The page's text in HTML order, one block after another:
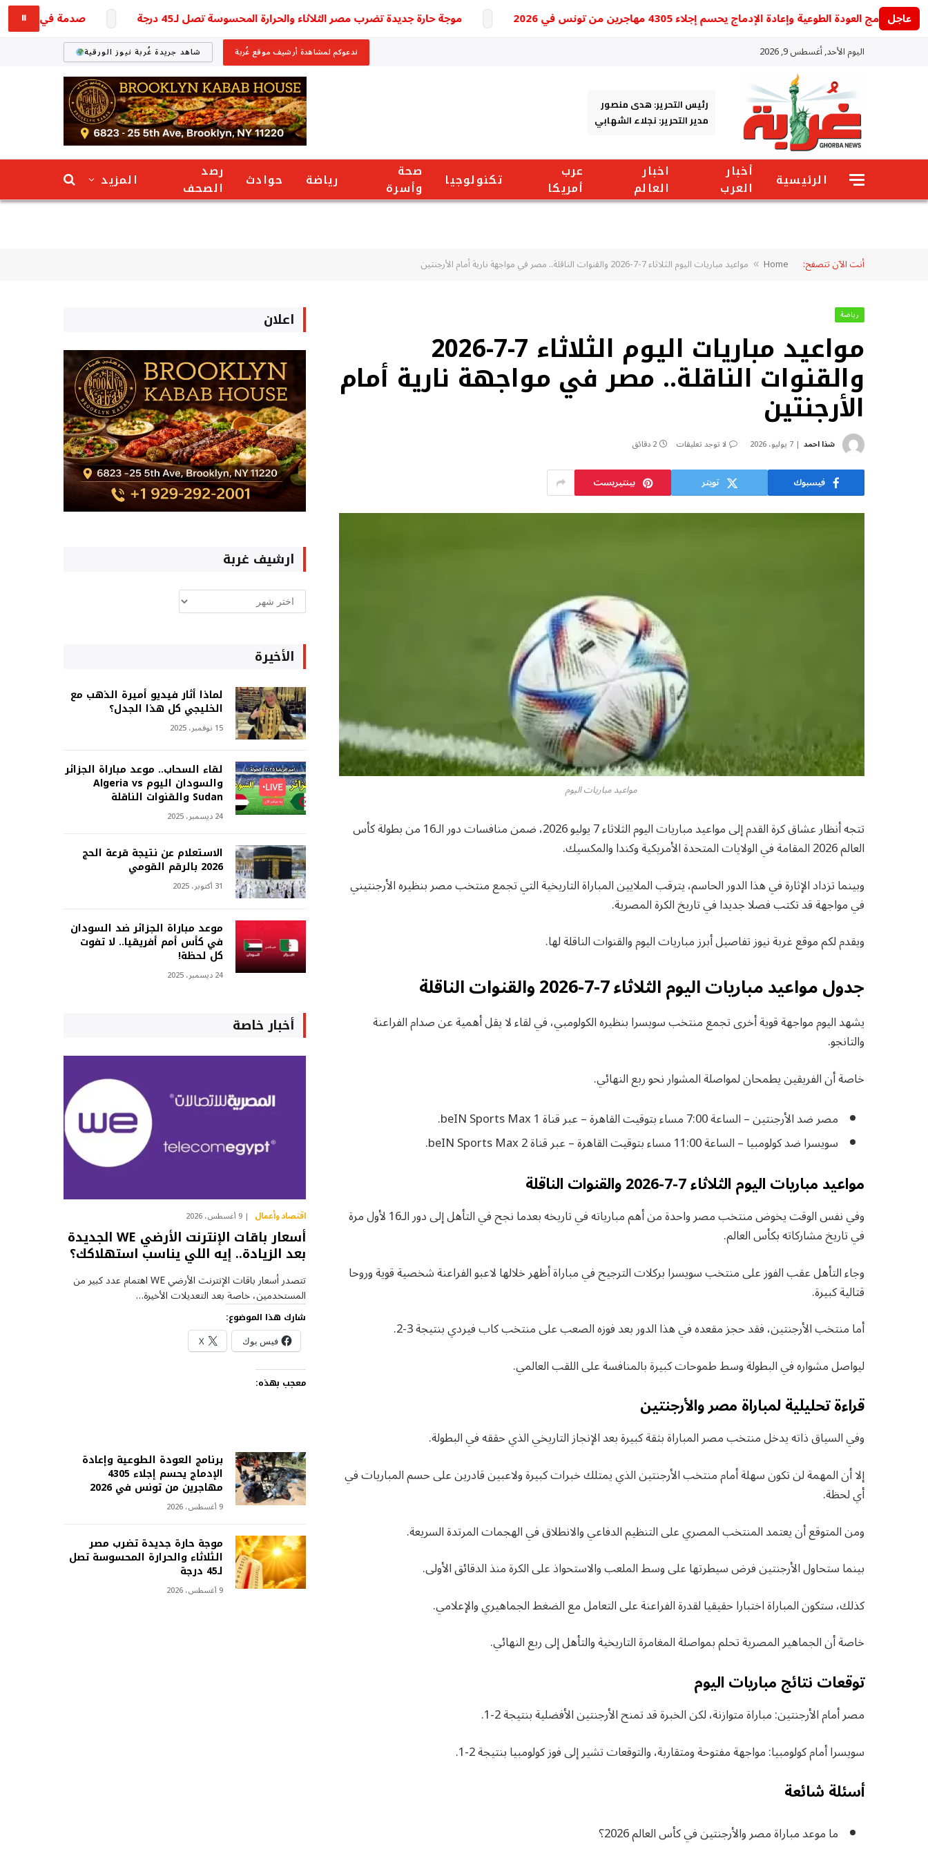
عاجل
برنامج العودة الطوعية وإعادة الإدماج يحسم إجلاء 4305 مهاجرين من تونس في 2026 موجة حارة جديدة تضرب مصر الثلاثاء والحرارة المحسوسة تصل لـ45 درجة صدمة في أسعار الفراخ.. أسعار⏸
اليوم الأحد, أغسطس 9, 2026 ندعوكم لمشاهدة أرشيف موقع غُربة شاهد جريدة غُربة نيوز الورقية
رئيس التحرير: هدى منصور
مدير التحرير: نجلاء الشهابي
الرئيسية
أخبار
العرب
اخبار
العالم
عرب
أمريكا
تكنولوجيا
صحة
وأسرة
رياضة حوادث
رصد
الصحف
المزيد
أنت الآن تتصفح: Home
» مواعيد مباريات اليوم الثلاثاء 7-7-2026 والقنوات الناقلة.. مصر في مواجهة نارية أمام الأرجنتين
رياضة
مواعيد مباريات اليوم الثلاثاء 7-7-2026
والقنوات الناقلة.. مصر في مواجهة نارية أمام
الأرجنتين
شذا احمد 7 يوليو، 2026 لا توجد تعليقات 2 دقائق
فيسبوك تويتر بينتيريست
مواعيد مباريات اليوم
تتجه أنظار عشاق كرة القدم إلى مواعيد مباريات اليوم الثلاثاء 7 يوليو 2026، ضمن منافسات دور الـ16 من بطولة كأس
العالم 2026 المقامة في الولايات المتحدة الأمريكية وكندا والمكسيك.
وبينما تزداد الإثارة في هذا الدور الحاسم، يترقب الملايين المباراة التاريخية التي تجمع منتخب مصر بنظيره الأرجنتيني
في مواجهة قد تكتب فصلا جديدا في تاريخ الكرة المصرية.
ويقدم لكم موقع غربة نيوز تفاصيل أبرز مباريات اليوم والقنوات الناقلة لها.
جدول مواعيد مباريات اليوم الثلاثاء 7-7-2026 والقنوات الناقلة
يشهد اليوم مواجهة قوية أخرى تجمع منتخب سويسرا بنظيره الكولومبي، في لقاء لا يقل أهمية عن صدام الفراعنة
والتانجو.
خاصة أن الفريقين يطمحان لمواصلة المشوار نحو ربع النهائي.
مصر ضد الأرجنتين – الساعة 7:00 مساء بتوقيت القاهرة – عبر قناة beIN Sports Max 1.
سويسرا ضد كولومبيا – الساعة 11:00 مساء بتوقيت القاهرة – عبر قناة beIN Sports Max 2.
مواعيد مباريات اليوم الثلاثاء 7-7-2026 والقنوات الناقلة
وفي نفس الوقت يخوض منتخب مصر واحدة من أهم مبارياته في تاريخه بعدما نجح في التأهل إلى دور الـ16 لأول مرة
في تاريخ مشاركاته بكأس العالم.
وجاء التأهل عقب الفوز على منتخب سويسرا بركلات الترجيح في مباراة أظهر خلالها لاعبو الفراعنة شخصية قوية وروحا
قتالية كبيرة.
أما منتخب الأرجنتين، فقد حجز مقعده في هذا الدور بعد فوزه الصعب على منتخب كاب فيردي بنتيجة 3-2.
ليواصل مشواره في البطولة وسط طموحات كبيرة بالمنافسة على اللقب العالمي.
قراءة تحليلية لمباراة مصر والأرجنتين
وفي السياق ذاته يدخل منتخب مصر المباراة بثقة كبيرة بعد الإنجاز التاريخي الذي حققه في البطولة.
إلا أن المهمة لن تكون سهلة أمام منتخب الأرجنتين الذي يمتلك خبرات كبيرة ولاعبين قادرين على حسم المباريات في
أي لحظة.
ومن المتوقع أن يعتمد المنتخب المصري على التنظيم الدفاعي والانطلاق في الهجمات المرتدة السريعة.
بينما ستحاول الأرجنتين فرض سيطرتها على وسط الملعب والاستحواذ على الكرة منذ الدقائق الأولى.
كذلك، ستكون المباراة اختبارا حقيقيا لقدرة الفراعنة على التعامل مع الضغط الجماهيري والإعلامي.
خاصة أن الجماهير المصرية تحلم بمواصلة المغامرة التاريخية والتأهل إلى ربع النهائي.
توقعات نتائج مباريات اليوم
مصر أمام الأرجنتين: مباراة متوازنة، لكن الخبرة قد تمنح الأرجنتين الأفضلية بنتيجة 2-1.
سويسرا أمام كولومبيا: مواجهة مفتوحة ومتقاربة، والتوقعات تشير إلى فوز كولومبيا بنتيجة 2-1.
أسئلة شائعة
ما موعد مباراة مصر والأرجنتين في كأس العالم 2026؟
اعلان
ارشيف غربة
ارشيف
غربة
الأخيرة
لماذا أثار فيديو أميرة الذهب مع
الخليجي كل هذا الجدل؟
15 نوفمبر، 2025
لقاء السحاب.. موعد مباراة الجزائر
والسودان اليوم Algeria vs
Sudan والقنوات الناقلة
24 ديسمبر، 2025
الاستعلام عن نتيجة قرعة الحج
2026 بالرقم القومي
31 أكتوبر، 2025
موعد مباراة الجزائر ضد السودان
في كأس أمم أفريقيا.. لا تفوت
كل لحظة!
24 ديسمبر، 2025
أخبار خاصة
اقتصاد وأعمال 9 أغسطس، 2026
أسعار باقات الإنترنت الأرضي WE الجديدة
بعد الزيادة.. إيه اللي يناسب استهلاكك؟
تتصدر أسعار باقات الإنترنت الأرضي WE اهتمام عدد كبير من
المستخدمين، خاصة بعد التعديلات الأخيرة…
شارك هذا الموضوع:
فيس بوك X
معجب بهذه:
برنامج العودة الطوعية وإعادة
الإدماج يحسم إجلاء 4305
مهاجرين من تونس في 2026
9 أغسطس، 2026
موجة حارة جديدة تضرب مصر
الثلاثاء والحرارة المحسوسة تصل
لـ45 درجة
9 أغسطس، 2026